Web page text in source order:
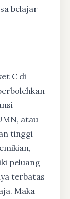
belajar
C di
atau
tinggi
peluang
terbatas
Maka